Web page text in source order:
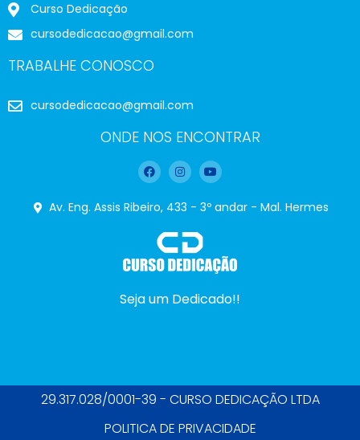
Curso Dedicação
cursodedicacao@gmail.com
TRABALHE CONOSCO
cursodedicacao@gmail.com
ONDE NOS ENCONTRAR
Av. Eng. Assis Ribeiro, 433 - 3º andar - Mal. Hermes
Seja um Dedicado!!
29.317.028/0001-39 - CURSO DEDICAÇÃO LTDA
POLITICA DE PRIVACIDADE